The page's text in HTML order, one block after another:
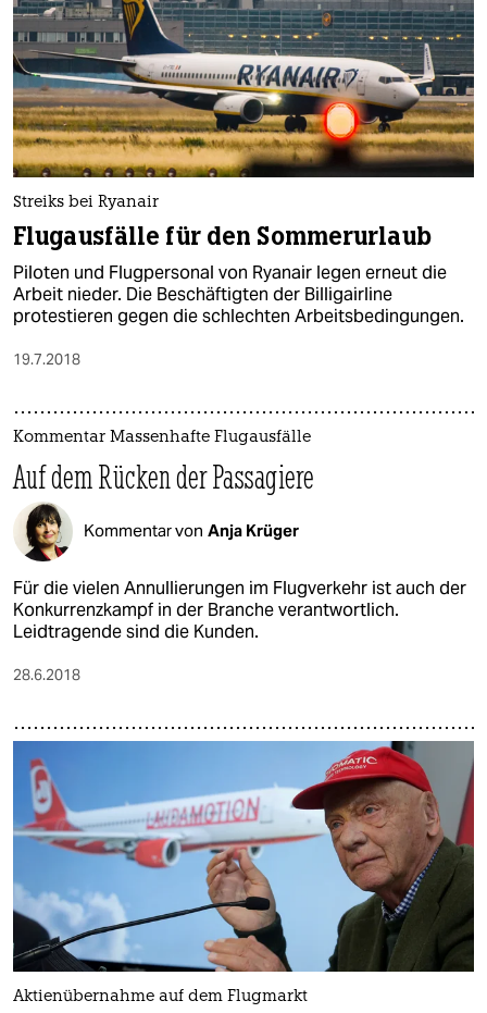
Streiks bei Ryanair
Flugausfälle für den Sommerurlaub
Piloten und Flugpersonal von Ryanair legen erneut die
Arbeit nieder. Die Beschäftigten der Billigairline
protestieren gegen die schlechten Arbeitsbedingungen.
19.7.2018
Kommentar Massenhafte Flugausfälle
Auf dem Rücken der Passagiere
Kommentar von Anja Krüger
Für die vielen Annullierungen im Flugverkehr ist auch der
Konkurrenzkampf in der Branche verantwortlich.
Leidtragende sind die Kunden.
28.6.2018
Aktienübernahme auf dem Flugmarkt